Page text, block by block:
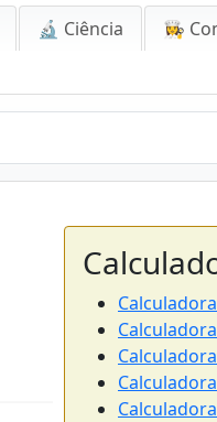
🔬 Ciência 👩‍🍳